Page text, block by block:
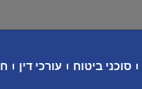
סוכני ביטוח עורכי דין